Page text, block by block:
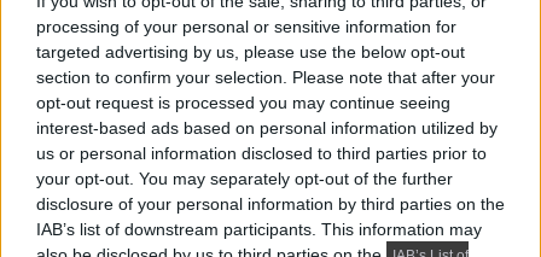
processing of your personal or sensitive information for
targeted advertising by us, please use the below opt-out
section to confirm your selection. Please note that after your
opt-out request is processed you may continue seeing
interest-based ads based on personal information utilized by
us or personal information disclosed to third parties prior to
your opt-out. You may separately opt-out of the further
disclosure of your personal information by third parties on the
IAB’s list of downstream participants. This information may